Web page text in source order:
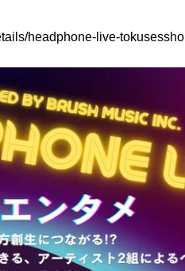
headphone-live-tokusessho